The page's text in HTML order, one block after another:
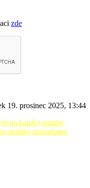
zde
19. prosinec 2025, 13:44